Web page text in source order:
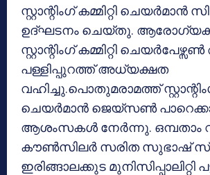
സ്റ്റാന്റിംഗ് കമ്മിറ്റി ചെയർമാൻ
ഉദ്ഘടനം ചെയ്തു.
സ്റ്റാന്റിംഗ് കമ്മിറ്റി
പള്ളിപ്പുറത്ത് അധ്യക്ഷത
വഹിച്ചു.പൊതുമരാമത്ത് സ്റ്റാന്റിംഗ്
ചെയർമാൻ ജെയ്സൺ
ആശംസകൾ നേർന്നു. ഒമ്പതാം
കൗൺസിലർ സരിത സുഭാഷ്
ഇരിങ്ങാലക്കുട മുനിസിപ്പാലിറ്റി